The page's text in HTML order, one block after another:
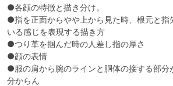
●各顔の特徴と描き分け。
●指を正面からやや上から見た時、根元と指
いる感じを表現する描き方
●つり革を掴んだ時の人差し指の厚さ
●顔の表情
●服の肩から腕のラインと胴体の接する部分
分からん